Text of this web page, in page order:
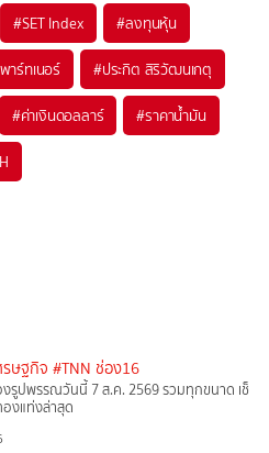
#SET Index #ลงทุนหุ้น
าร์ทเนอร์ #ประกิต สิริวัฒนเกตุ
#ค่าเงินดอลลาร์ #ราคาน้ำมัน
รษฐกิจ #TNN ช่อง16
รูปพรรณวันนี้ 7 ส.ค. 2569 รวมทุกขนาด เช็
งแท่งล่าสุด